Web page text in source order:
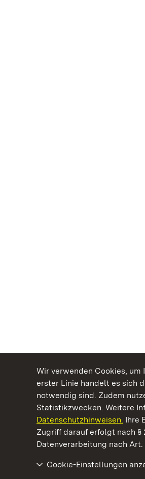
Wir verwenden Cookies, um
erster Linie handelt es sich
notwendig sind. Zudem
Statistikzwecken. Weitere
Datenschutzhinweisen. Ihre
Zugriff darauf erfolgt nach §
Datenverarbeitung nach Art.
Cookie-Einstellungen
Kommen. Staunen.